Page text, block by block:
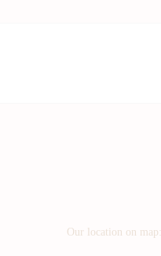
Our location on map: